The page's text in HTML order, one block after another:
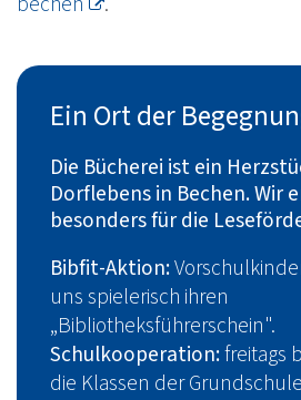
Ein Ort der
Die Bücherei ist ein
Dorflebens in Bechen. Wir
besonders für die
Bibfit-Aktion:
uns spielerisch ihren
„Bibliotheksführerschein".
Schulkooperation:freitags
die Klassen der